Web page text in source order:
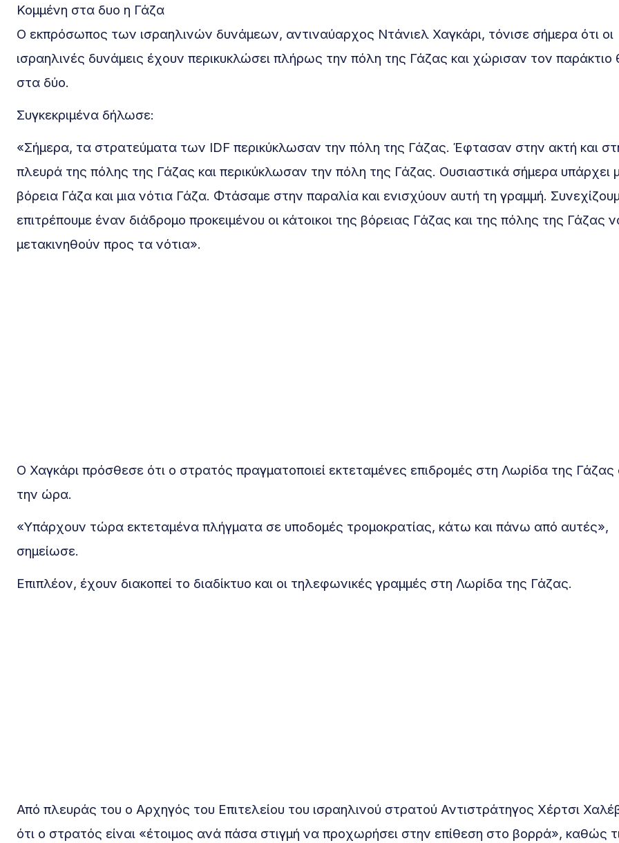
Κομμένη στα δυο η Γάζα
Ο εκπρόσωπος των ισραηλινών δυνάμεων, αντιναύαρχος Ντάνιελ Χαγκάρι, τόνισε σήμερα ότι οι
ισραηλινές δυνάμεις έχουν περικυκλώσει πλήρως την πόλη της Γάζας και χώρισαν τον παράκτιο
στα δύο.
Συγκεκριμένα δήλωσε:
«Σήμερα, τα στρατεύματα των IDF περικύκλωσαν την πόλη της Γάζας. Έφτασαν στην ακτή και
πλευρά της πόλης της Γάζας και περικύκλωσαν την πόλη της Γάζας. Ουσιαστικά σήμερα υπάρχει
βόρεια Γάζα και μια νότια Γάζα. Φτάσαμε στην παραλία και ενισχύουν αυτή τη γραμμή.
επιτρέπουμε έναν διάδρομο προκειμένου οι κάτοικοι της βόρειας Γάζας και της πόλης της Γάζας
μετακινηθούν προς τα νότια».
Ο Χαγκάρι πρόσθεσε ότι ο στρατός πραγματοποιεί εκτεταμένες επιδρομές στη Λωρίδα της Γάζας
την ώρα.
«Υπάρχουν τώρα εκτεταμένα πλήγματα σε υποδομές τρομοκρατίας, κάτω και πάνω από αυτές»,
σημείωσε.
Επιπλέον, έχουν διακοπεί το διαδίκτυο και οι τηλεφωνικές γραμμές στη Λωρίδα της Γάζας.
Από πλευράς του ο Αρχηγός του Επιτελείου του ισραηλινού στρατού Αντιστράτηγος Χέρτσι
ότι ο στρατός είναι «έτοιμος ανά πάσα στιγμή να προχωρήσει στην επίθεση στο βορρά», καθώς